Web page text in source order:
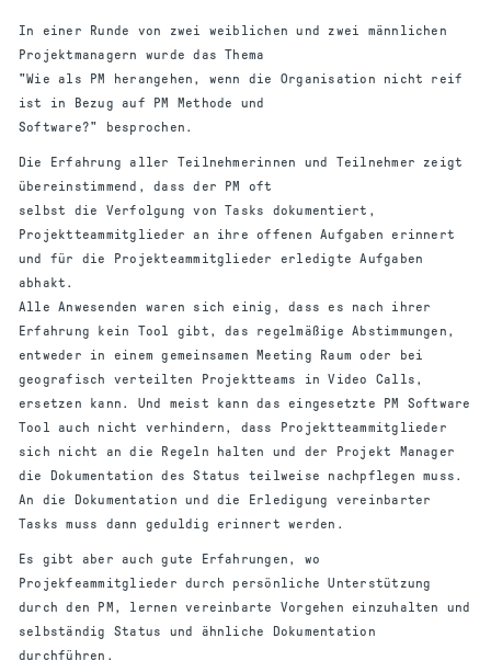
In einer Runde von zwei weiblichen und zwei männlichen
Projektmanagern wurde das Thema
"Wie als PM herangehen, wenn die Organisation nicht reif
ist in Bezug auf PM Methode und
Software?" besprochen.
Die Erfahrung aller Teilnehmerinnen und Teilnehmer zeigt
übereinstimmend, dass der PM oft
selbst die Verfolgung von Tasks dokumentiert,
Projektteammitglieder an ihre offenen Aufgaben erinnert
und für die Projekteammitglieder erledigte Aufgaben
abhakt.
Alle Anwesenden waren sich einig, dass es nach ihrer
Erfahrung kein Tool gibt, das regelmäßige Abstimmungen,
entweder in einem gemeinsamen Meeting Raum oder bei
geografisch verteilten Projektteams in Video Calls,
ersetzen kann. Und meist kann das eingesetzte PM Software
Tool auch nicht verhindern, dass Projektteammitglieder
sich nicht an die Regeln halten und der Projekt Manager
die Dokumentation des Status teilweise nachpflegen muss.
An die Dokumentation und die Erledigung vereinbarter
Tasks muss dann geduldig erinnert werden.
Es gibt aber auch gute Erfahrungen, wo
Projekfeammitglieder durch persönliche Unterstützung
durch den PM, lernen vereinbarte Vorgehen einzuhalten und
selbständig Status und ähnliche Dokumentation
durchführen.